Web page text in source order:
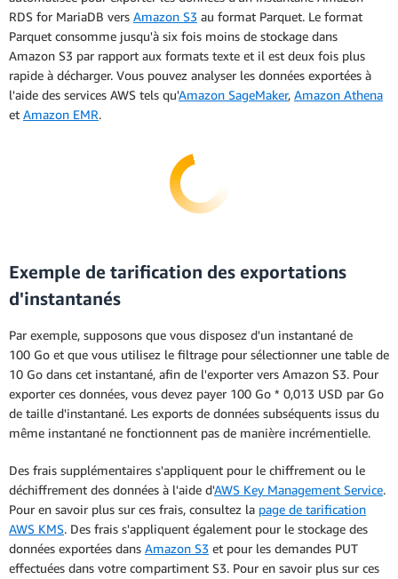
réservée, divisé par le nombre total
d'heures (sur une année de 365 jours) que
compte la durée de réservation de
l'instance réservée.
Calcul du taux horaire
**La tarification horaire effective vous
rapport à la tarification à la demande.
Lorsque vous achetez une instance
heure pendant toute la durée de l'instance
réservée que vous avez choisie, que
l'instance soit en cours d'exécution ou non.
Le prix horaire effectif indique le coût
horaire amorti de l'instance. Il s'agit du
coût total de l'Instance réservée sur toute
est réparti sur chaque heure de la durée de
l'instance réservée.
Déploiement multi-AZ
RDS for MariaDB vers Amazon S3 au format Parquet. Le format
Parquet consomme jusqu'à six fois moins de stockage dans
Amazon S3 par rapport aux formats texte et il est deux fois plus
rapide à décharger. Vous pouvez analyser les données exportées à
l'aide des services AWS tels qu'Amazon SageMaker, Amazon Athena
et Amazon EMR.
Exemple de tarification des exportations
d'instantanés
Par exemple, supposons que vous disposez d'un instantané de
100 Go et que vous utilisez le filtrage pour sélectionner une table de
10 Go dans cet instantané, afin de l'exporter vers Amazon S3. Pour
exporter ces données, vous devez payer 100 Go * 0,013 USD par Go
de taille d'instantané. Les exports de données subséquents issus du
même instantané ne fonctionnent pas de manière incrémentielle.
Des frais supplémentaires s'appliquent pour le chiffrement ou le
déchiffrement des données à l'aide d'AWS Key Management Service.
Pour en savoir plus sur ces frais, consultez la page de tarification
AWS KMS. Des frais s'appliquent également pour le stockage des
données exportées dans Amazon S3 et pour les demandes PUT
effectuées dans votre compartiment S3. Pour en savoir plus sur ces